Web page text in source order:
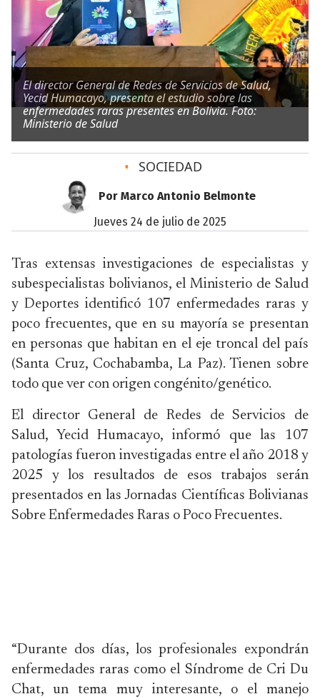
El director General de Redes de Servicios de Salud,
Yecid Humacayo, presenta el estudio sobre las
enfermedades raras presentes en Bolivia. Foto:
Ministerio de Salud
• SOCIEDAD
Por Marco Antonio Belmonte
jueves 24 de julio de 2025
Tras extensas investigaciones de especialistas y
subespecialistas bolivianos, el Ministerio de Salud
y Deportes identificó 107 enfermedades raras y
poco frecuentes, que en su mayoría se presentan
en personas que habitan en el eje troncal del país
(Santa Cruz, Cochabamba, La Paz). Tienen sobre
todo que ver con origen congénito/genético.
El director General de Redes de Servicios de
Salud, Yecid Humacayo, informó que las 107
patologías fueron investigadas entre el año 2018 y
2025 y los resultados de esos trabajos serán
presentados en las Jornadas Científicas Bolivianas
Sobre Enfermedades Raras o Poco Frecuentes.
“Durante dos días, los profesionales expondrán
enfermedades raras como el Síndrome de Cri Du
Chat, un tema muy interesante, o el manejo